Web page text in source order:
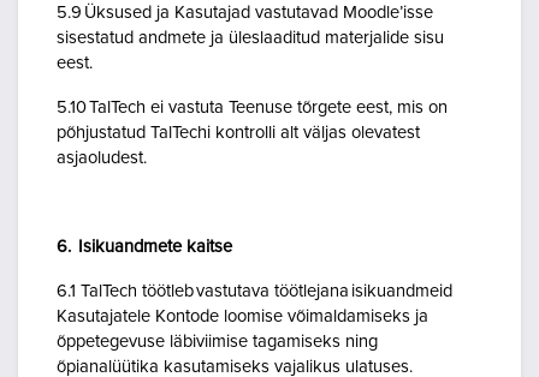
5.9 Üksused ja Kasutajad vastutavad Moodle’isse
sisestatud andmete ja üleslaaditud materjalide sisu
eest.
5.10 TalTech ei vastuta Teenuse tõrgete eest, mis on
põhjustatud TalTechi kontrolli alt väljas olevatest
asjaoludest.
6. Isikuandmete kaitse
6.1 TalTech töötleb vastutava töötlejana isikuandmeid
Kasutajatele Kontode loomise võimaldamiseks ja
õppetegevuse läbiviimise tagamiseks ning
õpianalüütika kasutamiseks vajalikus ulatuses.